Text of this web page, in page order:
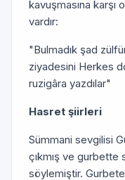
kavuşmasına
vardır:
"Bulmadık şad
ziyadesini Herkes
ruzigâra yazdılar"
Hasret şiirleri
Sümmani sevgilisi
çıkmış ve gurbette
söylemiştir.